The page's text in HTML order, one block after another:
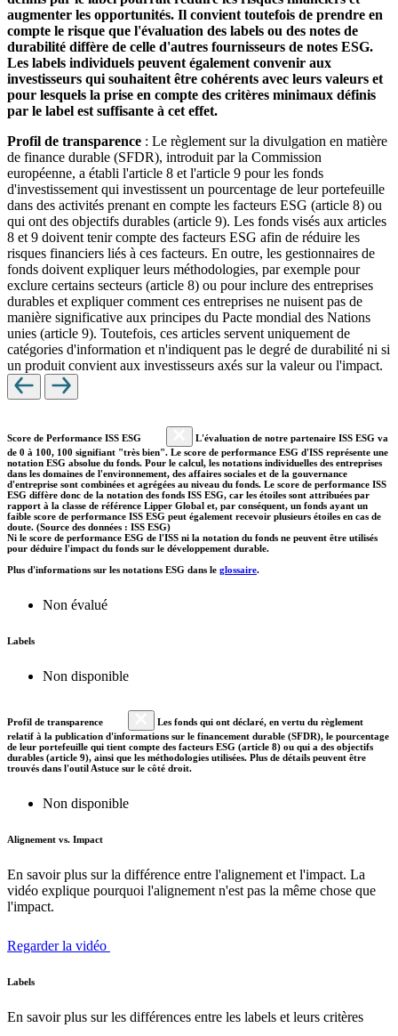
augmenter les opportunités. Il convient toutefois de prendre en
compte le risque que l'évaluation des labels ou des notes de
durabilité diffère de celle d'autres fournisseurs de notes ESG.
Les labels individuels peuvent également convenir aux
investisseurs qui souhaitent être cohérents avec leurs valeurs et
pour lesquels la prise en compte des critères minimaux définis
par le label est suffisante à cet effet.
Profil de transparence : Le règlement sur la divulgation en matière
de finance durable (SFDR), introduit par la Commission
européenne, a établi l'article 8 et l'article 9 pour les fonds
d'investissement qui investissent un pourcentage de leur portefeuille
dans des activités prenant en compte les facteurs ESG (article 8) ou
qui ont des objectifs durables (article 9). Les fonds visés aux articles
8 et 9 doivent tenir compte des facteurs ESG afin de réduire les
risques financiers liés à ces facteurs. En outre, les gestionnaires de
fonds doivent expliquer leurs méthodologies, par exemple pour
exclure certains secteurs (article 8) ou pour inclure des entreprises
durables et expliquer comment ces entreprises ne nuisent pas de
manière significative aux principes du Pacte mondial des Nations
unies (article 9). Toutefois, ces articles servent uniquement de
catégories d'information et n'indiquent pas le degré de durabilité ni si
un produit convient aux investisseurs axés sur la valeur ou l'impact.
Score de Performance ISS ESG
L'évaluation de notre partenaire ISS ESG va
de 0 à 100, 100 signifiant "très bien". Le score de performance ESG d'ISS représente une
notation ESG absolue du fonds. Pour le calcul, les notations individuelles des entreprises
dans les domaines de l'environnement, des affaires sociales et de la gouvernance
d'entreprise sont combinées et agrégées au niveau du fonds. Le score de performance ISS
ESG diffère donc de la notation des fonds ISS ESG, car les étoiles sont attribuées par
rapport à la classe de référence Lipper Global et, par conséquent, un fonds ayant un
faible score de performance ISS ESG peut également recevoir plusieurs étoiles en cas de
doute. (Source des données : ISS ESG)
Ni le score de performance ESG de l'ISS ni la notation du fonds ne peuvent être utilisés
pour déduire l'impact du fonds sur le développement durable.
Plus d'informations sur les notations ESG dans le glossaire.
Non évalué
Labels
Non disponible
Profil de transparence
Les fonds qui ont déclaré, en vertu du règlement
relatif à la publication d'informations sur le financement durable (SFDR), le pourcentage
de leur portefeuille qui tient compte des facteurs ESG (article 8) ou qui a des objectifs
durables (article 9), ainsi que les méthodologies utilisées. Plus de détails peuvent être
trouvés dans l'outil Astuce sur le côté droit.
Non disponible
Alignement vs. Impact
En savoir plus sur la différence entre l'alignement et l'impact. La
vidéo explique pourquoi l'alignement n'est pas la même chose que
l'impact.
Regarder la vidéo
Labels
En savoir plus sur les différences entre les labels et leurs critères